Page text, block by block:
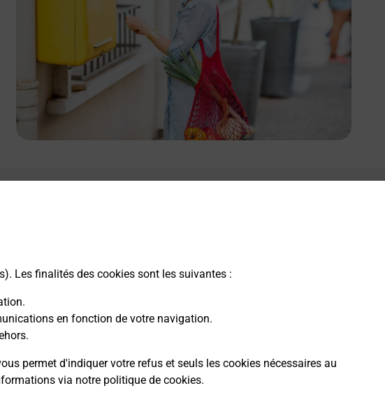
Les finalités des cookies sont les suivantes :
en fonction de votre navigation.
permet d'indiquer votre refus et seuls les cookies nécessaires au
via notre politique de cookies.